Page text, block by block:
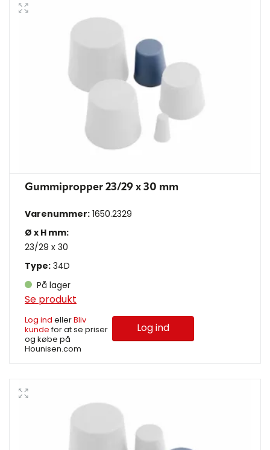
Gummipropper 23/29 x 30 mm
Varenummer: 1650.2329
Ø x H mm:
23/29 x 30
Type: 34D
På lager
Se produkt
Log ind ellerBliv
kundefor at se priser
og købe på
Hounisen.com
Log ind